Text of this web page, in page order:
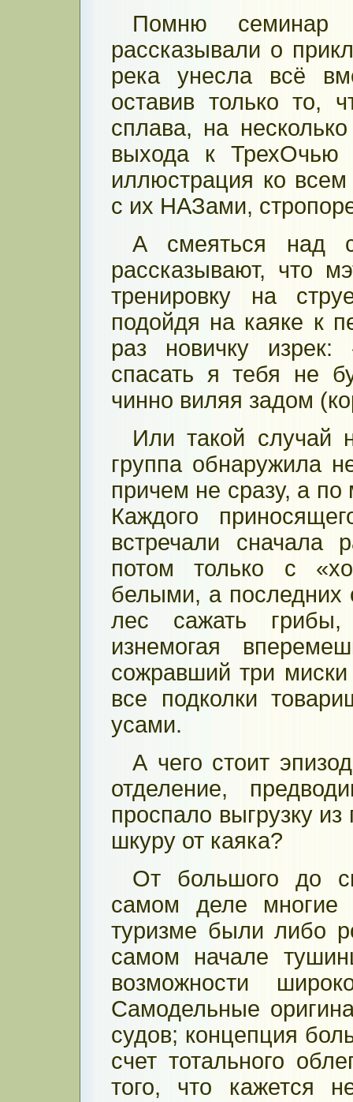
Помню семинар
рассказывали о
река унесла всё
оставив только то,
сплава, на
выхода к ТрехОчью
иллюстрация ко
с их НАЗами,
А смеяться над
рассказывают, что
тренировку на
подойдя на каяке к
раз новичку
спасать я тебя не
чинно виляя задом
Или такой случай
группа обнаружила
причем не сразу, а по
Каждого
встречали сначала
потом только с
белыми, а последних
лес сажать
изнемогая
сожравший три миски
все подколки
усами.
А чего стоит
отделение,
проспало выгрузку
шкуру от каяка?
От большого до
самом деле
туризме были либо
самом начале
возможности
Самодельные
судов; концепция
счет тотального
того, что кажется